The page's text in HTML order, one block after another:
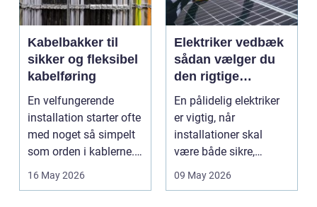
Kabelbakker til
sikker og fleksibel
kabelføring
En velfungerende
installation starter ofte
med noget så simpelt
som orden i kablerne.
Når strøm-, da...
16 May 2026
Elektriker vedbæk
sådan vælger du
den rigtige
fagmand
En pålidelig elektriker
er vigtig, når
installationer skal
være både sikre,
lovlige og holdbare. I
09 May 2026